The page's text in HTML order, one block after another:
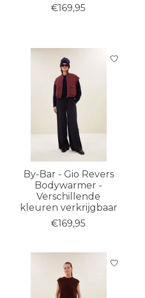
€169,95
By-Bar - Gio Revers
Bodywarmer -
Verschillende
kleuren verkrijgbaar
€169,95